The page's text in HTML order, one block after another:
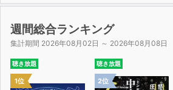
週間総合ランキング
集計期間 2026年08月02日 ～ 2026年08月08日
聴き放題
1位
聴き放題
2位